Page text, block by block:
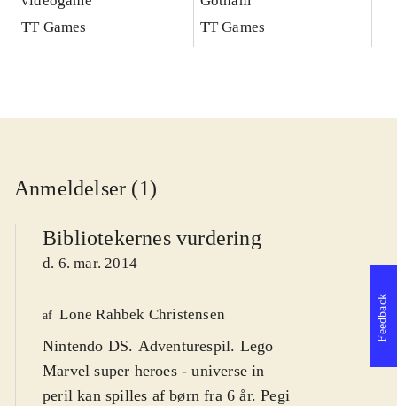
TT Games
TT Games
Anmeldelser (1)
Bibliotekernes vurdering
d. 6. mar. 2014
af Lone Rahbek Christensen
Nintendo DS. Adventurespil. Lego
Marvel super heroes - universe in
peril kan spilles af børn fra 6 år. Pegi
Feedback